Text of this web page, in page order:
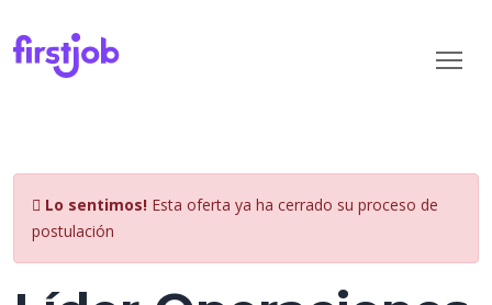
Lo sentimos! Esta oferta ya ha cerrado su proceso de
postulación